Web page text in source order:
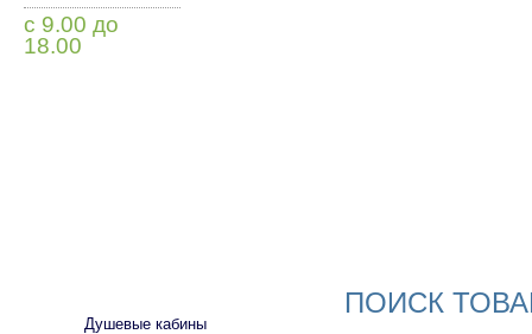
с 9.00 до
18.00
ПОИСК
Душевые кабины